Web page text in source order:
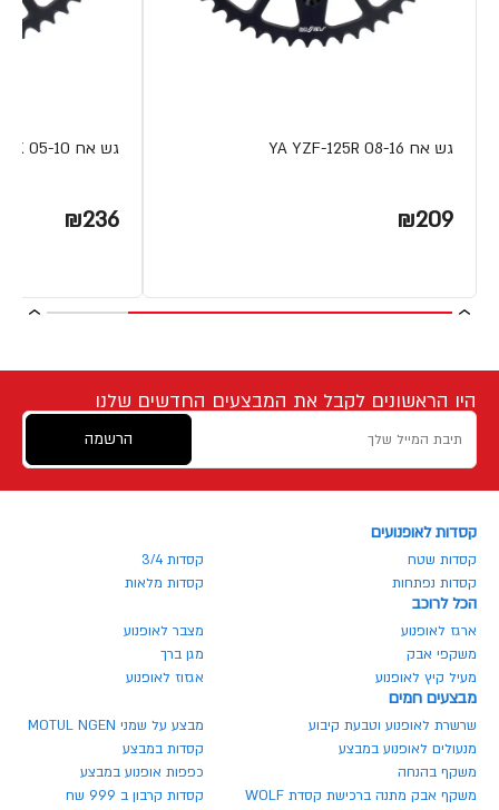
גש אח YA YZF-125R 08-16
₪209
גש אח YA XT-125X 05-10
₪236
היו הראשונים לקבל את המבצעים החדשים שלנו
הרשמה
קסדות לאופנועים
קסדות שטח
קסדות 3/4
קסדות נפתחות
קסדות מלאות
הכל לרוכב
ארגז לאופנוע
מצבר לאופנוע
משקפי אבק
מגן ברך
מעיל קיץ לאופנוע
אגזוז לאופנוע
מבצעים חמים
שרשרת לאופנוע וטבעת קיבוע
מבצע על שמני MOTUL NGEN
מנעולים לאופנוע במבצע
קסדות במבצע
משקף בהנחה
כפפות אופנוע במבצע
משקף אבק מתנה ברכישת קסדת WOLF
קסדות קרבון ב 999 שח